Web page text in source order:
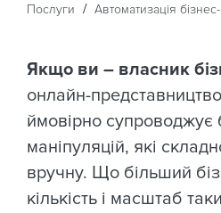
Послуги / Автоматизація
Якщо ви – власник
онлайн-
ймовірно супроводжує
маніпуляцій, які
вручну. Що більший
кількість і масштаб